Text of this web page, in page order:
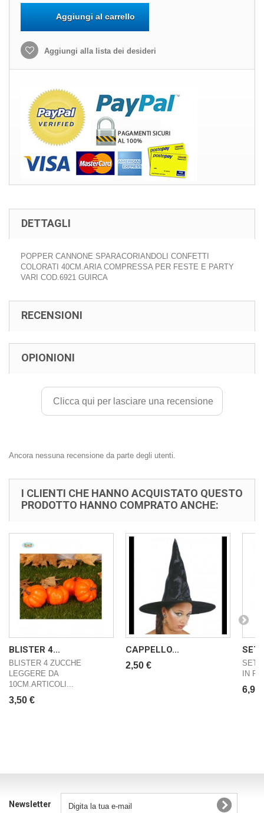
Aggiungi al carrello
Aggiungi alla lista dei desideri
DETTAGLI
POPPER CANNONE SPARACORIANDOLI CONFETTI
COLORATI 40CM.ARIA COMPRESSA PER FESTE E PARTY
VARI COD.6921 GUIRCA
RECENSIONI
OPIONIONI
Clicca qui per lasciare una recensione
Ancora nessuna recensione da parte degli utenti.
I CLIENTI CHE HANNO ACQUISTATO QUESTO
PRODOTTO HANNO COMPRATO ANCHE:
BLISTER 4...
BLISTER 4 ZUCCHE
LEGGERE DA
10CM.ARTICOLI...
3,50 €
CAPPELLO...
2,50 €
SET
SET
IN
6,90
Newsletter